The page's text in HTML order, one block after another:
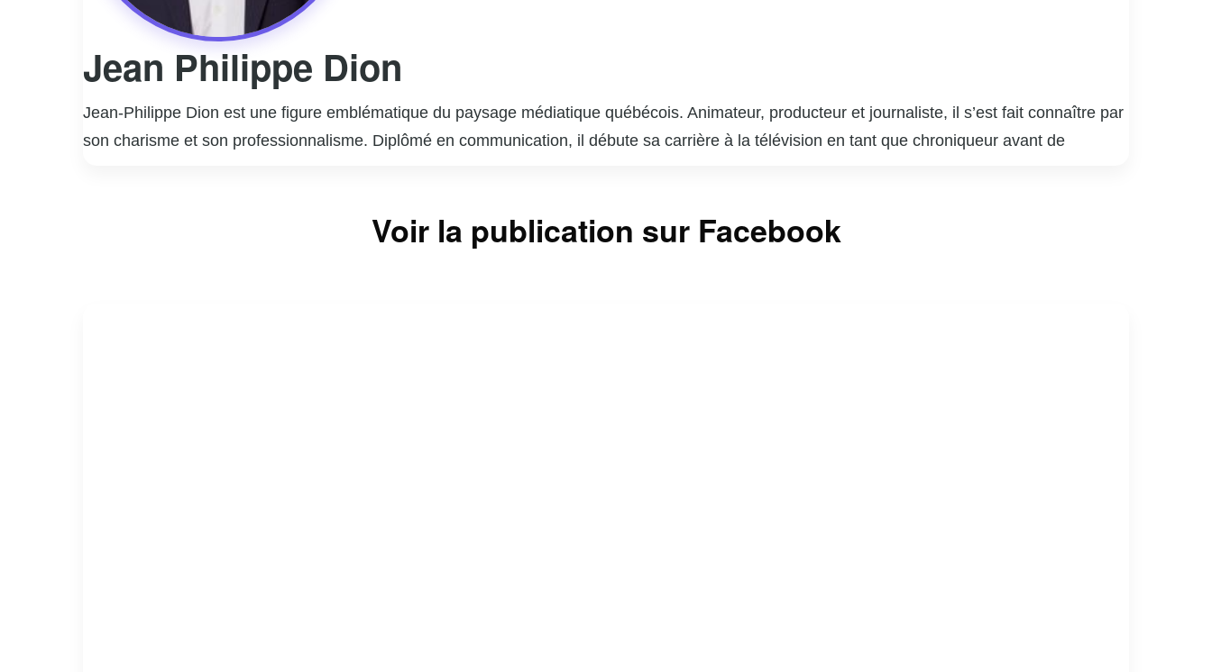
Jean Philippe Dion
Jean-Philippe Dion est une figure emblématique du paysage médiatique québécois. Animateur, producteur et journaliste, il s’est fait connaître par
son charisme et son professionnalisme. Diplômé en communication, il débute sa carrière à la télévision en tant que chroniqueur avant de
d’animateur, il est également un producteur accompli, contribuant à la création de contenus captivants et de qualité. Sa capacité à établir une
connexion authentique avec son audience et ses invités fait de lui une personnalité respectée et aimée. Jean-Philippe Dion continue d’influencer
Voir la publication sur Facebook